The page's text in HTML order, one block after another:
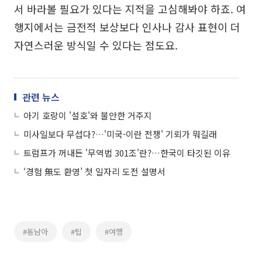
서 바라볼 필요가 있다는 지적을 고심해봐야 하죠. 여
행지에서는 금전적 보상보다 인사나 감사 표현이 더
자연스러운 방식일 수 있다는 점도요.
관련 뉴스
아기 호랑이 '설호'와 불안한 거주지
미사일보다 무섭다?…'미국-이란 전쟁' 기뢰가 뭐길래
트럼프가 꺼내든 '무역법 301조'란?…한국이 타깃된 이유
‘경험 無도 환영’ 첫 일자리 도전 설명서
#동남아 #팁 #여행